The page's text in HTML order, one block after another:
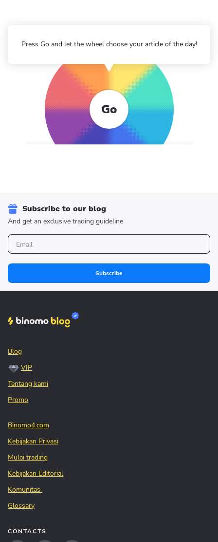
Go
Press Go and let the wheel choose your article of the day!
Subscribe to our blog
And get an exclusive trading guideline
Subscribe
Blog
VIP
Tentang kami
Promo
Binomo4.com
Kebijakan Privasi
Mulai trading
Kebijakan Editorial
Komunitas
Glossary
CONTACTS